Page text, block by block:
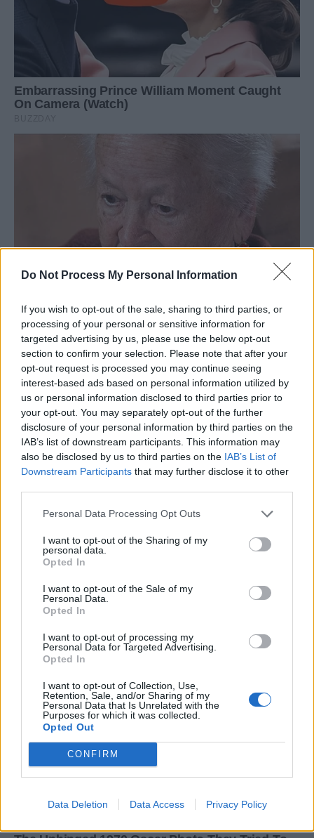
Do Not Process My Personal Information
If you wish to opt-out of the sale, sharing to third parties, or
processing of your personal or sensitive information for
targeted advertising by us, please use the below opt-out
section to confirm your selection. Please note that after your
opt-out request is processed you may continue seeing
interest-based ads based on personal information utilized by
us or personal information disclosed to third parties prior to
your opt-out. You may separately opt-out of the further
disclosure of your personal information by third parties on the
IAB’s list of downstream participants. This information may
also be disclosed by us to third parties on the IAB’s List of
Downstream Participants that may further disclose it to other
Personal Data Processing Opt Outs
I want to opt-out of the Sharing of my
personal data.
Opted In
I want to opt-out of the Sale of my
Personal Data.
Opted In
I want to opt-out of processing my
Personal Data for Targeted Advertising.
Opted In
I want to opt-out of Collection, Use,
Retention, Sale, and/or Sharing of my
Personal Data that Is Unrelated with the
Purposes for which it was collected.
Opted Out
CONFIRM
Data Deletion Data Access Privacy Policy